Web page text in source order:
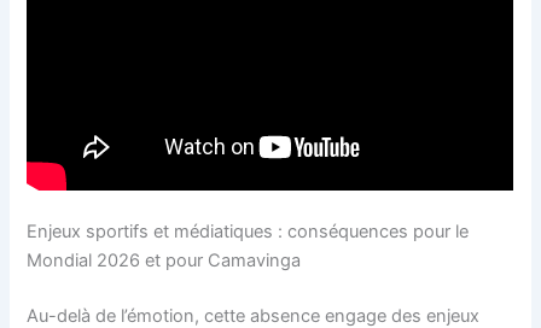
Enjeux sportifs et médiatiques : conséquences pour le
Mondial 2026 et pour Camavinga
Au-delà de l’émotion, cette absence engage des enjeux